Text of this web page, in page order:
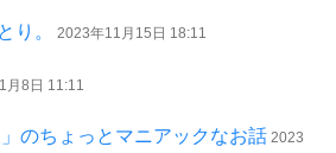
り。 2023年11月15日 18:11
月8日 11:11
」のちょっとマニアックなお話 2023